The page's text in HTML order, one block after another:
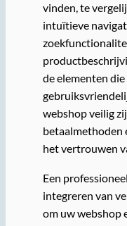
vinden, te
intuïtieve
de elementen
webshop veilig
betaalmethoden
het vertrouwen
Een
integreren van
om uw webshop